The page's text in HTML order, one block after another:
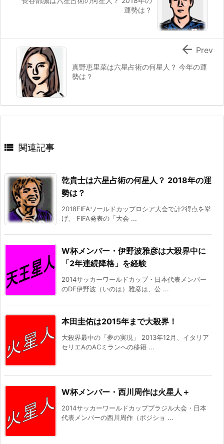
運勢は？
真野恵里菜は六星占術の何星人？ 今年の運
勢は？
 Prev
 関連記事
乾貴士は六星占術の何星人？ 2018年の運
勢は？
2018FIFAワールドカップロシア大会で計2得点を挙
げ、 FIFA発表の「大会 ...
W杯メンバー・伊野波雅彦は大殺界中に
「2年連続降格」を経験
2014サッカーワールドカップ・日本代表メンバー
のDF伊野波（いのは）雅彦は、公 ...
本田圭佑は2015年まで大殺界！
大殺界最中の「夢の実現」 2013年12月、イタリア
セリエAのACミランへの移籍 ...
W杯メンバー・西川周作は火星人＋
2014サッカーワールドカップブラジル大会・日本
代表メンバーの西川周作（ポジショ ...